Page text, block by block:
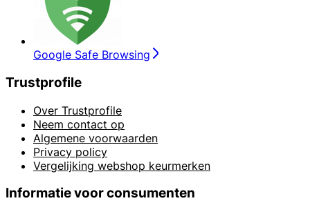
Google Safe Browsing
Trustprofile
Over Trustprofile
Neem contact op
Algemene voorwaarden
Privacy policy
Vergelijking webshop keurmerken
Informatie voor consumenten